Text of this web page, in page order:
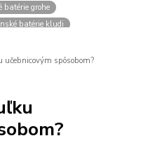
batérie grohe
batérie kludi
batérie
vodovodné batérie
kúpelne
batérie
do steny
spôsobom?